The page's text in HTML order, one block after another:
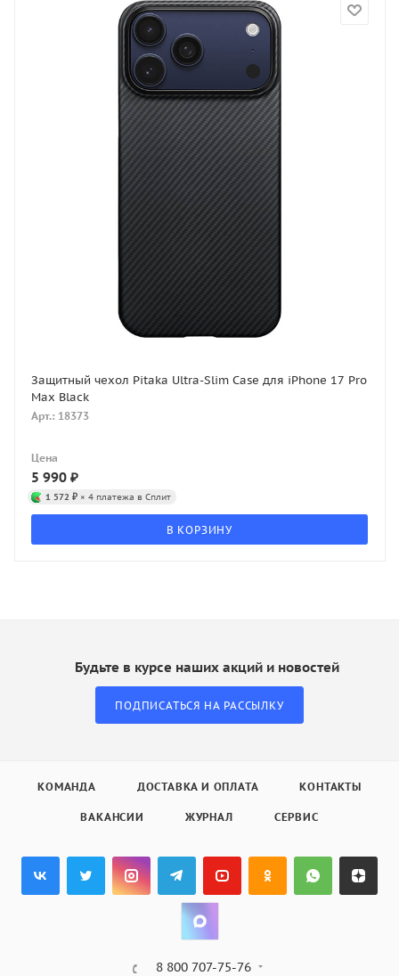
Защитный чехол Pitaka Ultra-Slim Case для iPhone 17 Pro
Max Black
Арт.: 18373
Цена
5 990 ₽
1 572 ₽ × 4 платежа в Сплит
В КОРЗИНУ
Будьте в курсе наших акций и новостей
ПОДПИСАТЬСЯ НА РАССЫЛКУ
КОМАНДА ДОСТАВКА И ОПЛАТА КОНТАКТЫ
ВАКАНСИИ ЖУРНАЛ СЕРВИС
8 800 707-75-76